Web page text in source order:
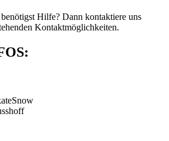
Hilfe? Dann kontaktiere uns
Kontaktmöglichkeiten.